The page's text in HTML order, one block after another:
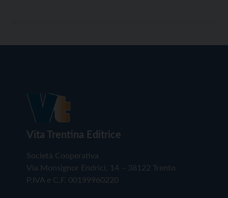
Vita Trentina Editrice
Società Cooperativa
Via Monsignor Endrici, 14 – 38122 Trento
P.IVA e C.F. 00199960220